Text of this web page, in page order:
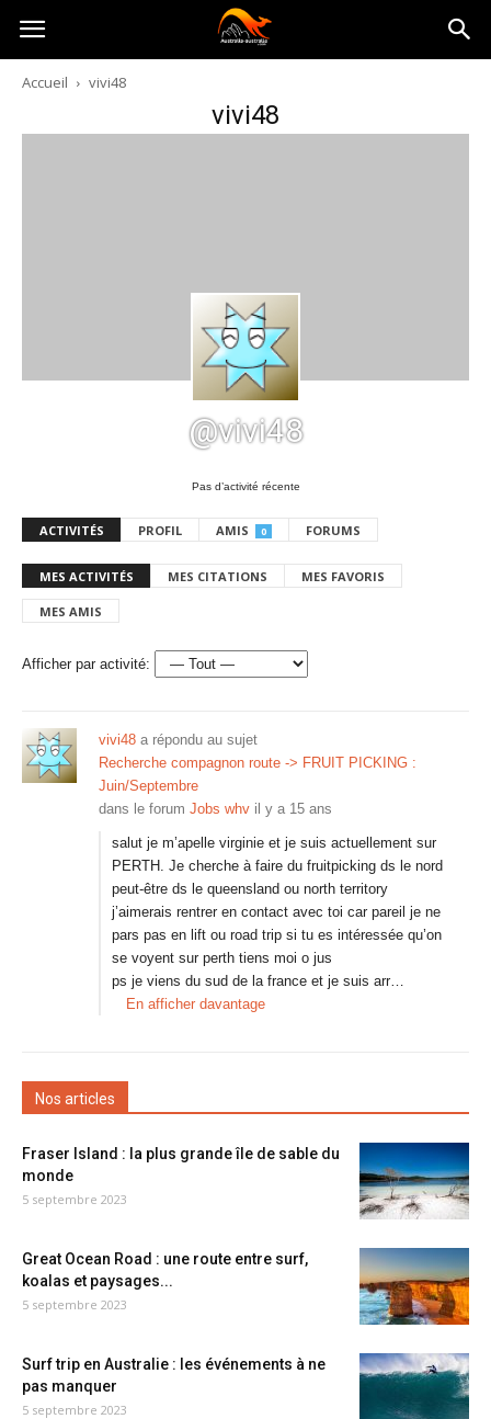
Australia-
australie.com
Accueil vivi48
vivi48
@vivi48
Pas d’activité récente
ACTIVITÉS PROFIL AMIS 0 FORUMS
MES ACTIVITÉS MES CITATIONS MES FAVORIS
MES AMIS
Afficher par activité:
vivi48 a répondu au sujet
Recherche compagnon route -> FRUIT PICKING :
Juin/Septembre
dans le forum Jobs whv il y a 15 ans
salut je m’apelle virginie et je suis actuellement sur
PERTH. Je cherche à faire du fruitpicking ds le nord
peut-être ds le queensland ou north territory
j’aimerais rentrer en contact avec toi car pareil je ne
pars pas en lift ou road trip si tu es intéressée qu’on
se voyent sur perth tiens moi o jus
ps je viens du sud de la france et je suis arr…
En afficher davantage
Nos articles
Fraser Island : la plus grande île de sable du
monde
5 septembre 2023
Great Ocean Road : une route entre surf,
koalas et paysages...
5 septembre 2023
Surf trip en Australie : les événements à ne
pas manquer
5 septembre 2023